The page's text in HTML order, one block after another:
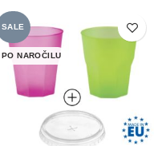
SALE
PO NAROČILU